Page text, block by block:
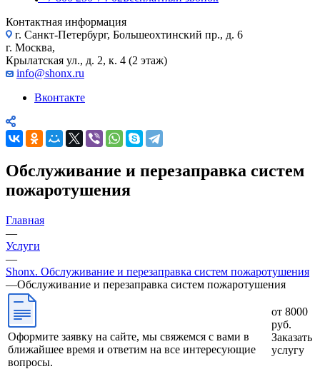
Контактная информация
г. Санкт-Петербург, Большеохтинский пр., д. 6
г. Москва,
Крылатская ул., д. 2, к. 4 (2 этаж)
info@shonx.ru
Вконтакте
Обслуживание и перезаправка систем
пожаротушения
Главная
—
Услуги
—
Shonx. Обслуживание и перезаправка систем пожаротушения
—Обслуживание и перезаправка систем пожаротушения
Оформите заявку на сайте, мы свяжемся с вами в
ближайшее время и ответим на все интересующие
вопросы.
от 8000
руб.
Заказать
услугу